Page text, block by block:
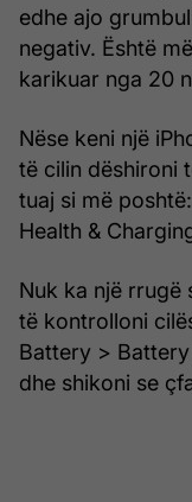
edhe ajo
negativ. Është
karikuar nga 20
Nëse keni një
të cilin dëshironi
tuaj si më
Health &
Nuk ka një rrugë
të kontrolloni
Battery >
dhe shikoni se